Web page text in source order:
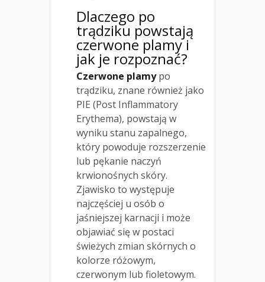
Dlaczego po
trądziku powstają
czerwone plamy i
jak je rozpoznać?
Czerwone plamypo
trądziku, znane również jako
PIE (Post Inflammatory
Erythema), powstają w
wyniku stanu zapalnego,
który powoduje rozszerzenie
lub pękanie naczyń
krwionośnych skóry.
Zjawisko to występuje
najczęściej u osób o
jaśniejszej karnacji i może
objawiać się w postaci
świeżych zmian skórnych o
kolorze różowym,
czerwonym lub fioletowym.